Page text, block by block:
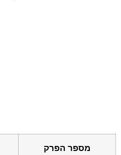
מספר הפרק